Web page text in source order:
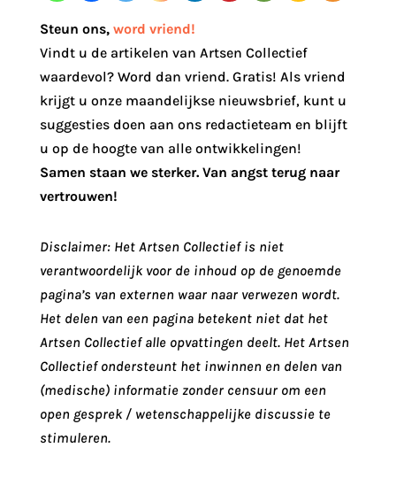
Steun ons, word vriend!
Vindt u de artikelen van Artsen Collectief
waardevol? Word dan vriend. Gratis! Als vriend
krijgt u onze maandelijkse nieuwsbrief, kunt u
suggesties doen aan ons redactieteam en blijft
u op de hoogte van alle ontwikkelingen!
Samen staan we sterker. Van angst terug naar
vertrouwen!
Disclaimer: Het Artsen Collectief is niet
verantwoordelijk voor de inhoud op de genoemde
pagina’s van externen waar naar verwezen wordt.
Het delen van een pagina betekent niet dat het
Artsen Collectief alle opvattingen deelt. Het Artsen
Collectief ondersteunt het inwinnen en delen van
(medische) informatie zonder censuur om een
open gesprek / wetenschappelijke discussie te
stimuleren.